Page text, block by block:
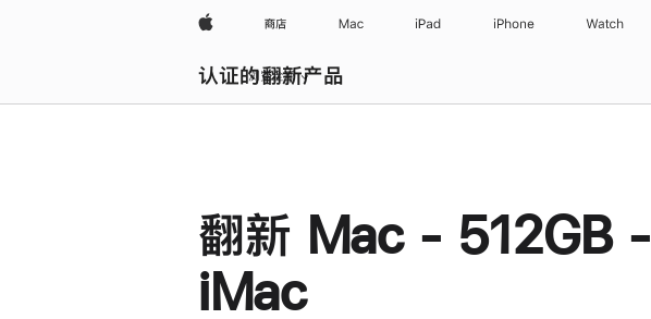
Apple 商店 Mac iPad iPhone Watch
认证的翻新产品
浏览全部
翻新 Mac - 512GB -
iMac